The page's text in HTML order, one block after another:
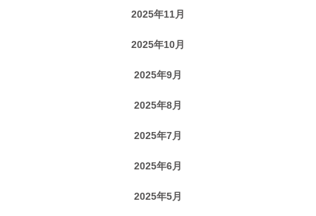
2025年11月
2025年10月
2025年9月
2025年8月
2025年7月
2025年6月
2025年5月